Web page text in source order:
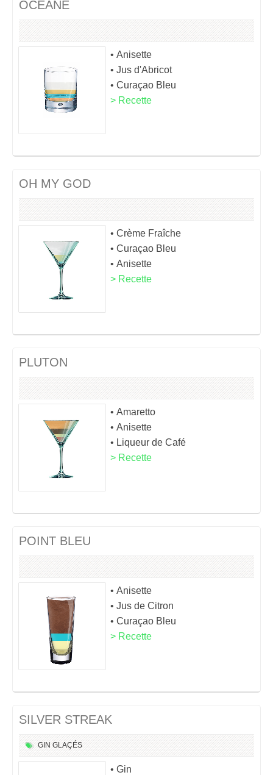
OCÉANE
• Anisette
• Jus d'Abricot
• Curaçao Bleu
> Recette
OH MY GOD
• Crème Fraîche
• Curaçao Bleu
• Anisette
> Recette
PLUTON
• Amaretto
• Anisette
• Liqueur de Café
> Recette
POINT BLEU
• Anisette
• Jus de Citron
• Curaçao Bleu
> Recette
SILVER STREAK
GIN GLAÇÉS
• Gin